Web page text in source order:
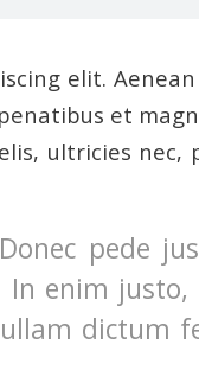
elit.
et
ultricies nec,
pede
enim justo,
dictum